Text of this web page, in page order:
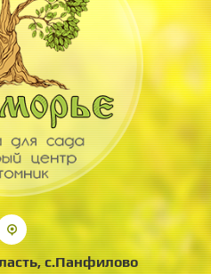
с.Панфилово